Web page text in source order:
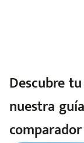
Descubre
nuestra
comparador